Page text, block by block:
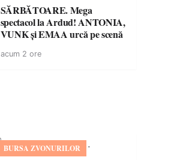
SĂRBĂTOARE. Mega
spectacol la Ardud! ANTONIA,
VUNK și EMAA urcă pe scenă
acum 2 ore
BURSA ZVONURILOR